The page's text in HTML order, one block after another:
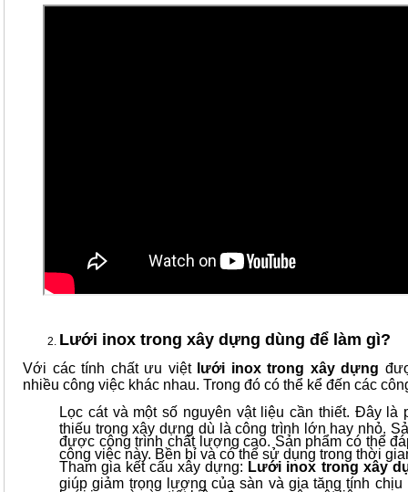
Lưới inox trong xây dựng dùng để làm gì?
Với các tính chất ưu việt lưới inox trong xây dựng
nhiều công việc khác nhau. Trong đó có thể kể đến các
Lọc cát và một số nguyên vật liệu cần thiết. Đây là
thiếu trong xây dựng dù là công trình lớn hay nhỏ.
được công trình chất lượng cao. Sản phẩm có thể
công việc này. Bền bỉ và có thể sử dụng trong thời
Tham gia kết cấu xây dựng: Lưới inox trong xây
giúp giảm trọng lượng của sàn và gia tăng tính